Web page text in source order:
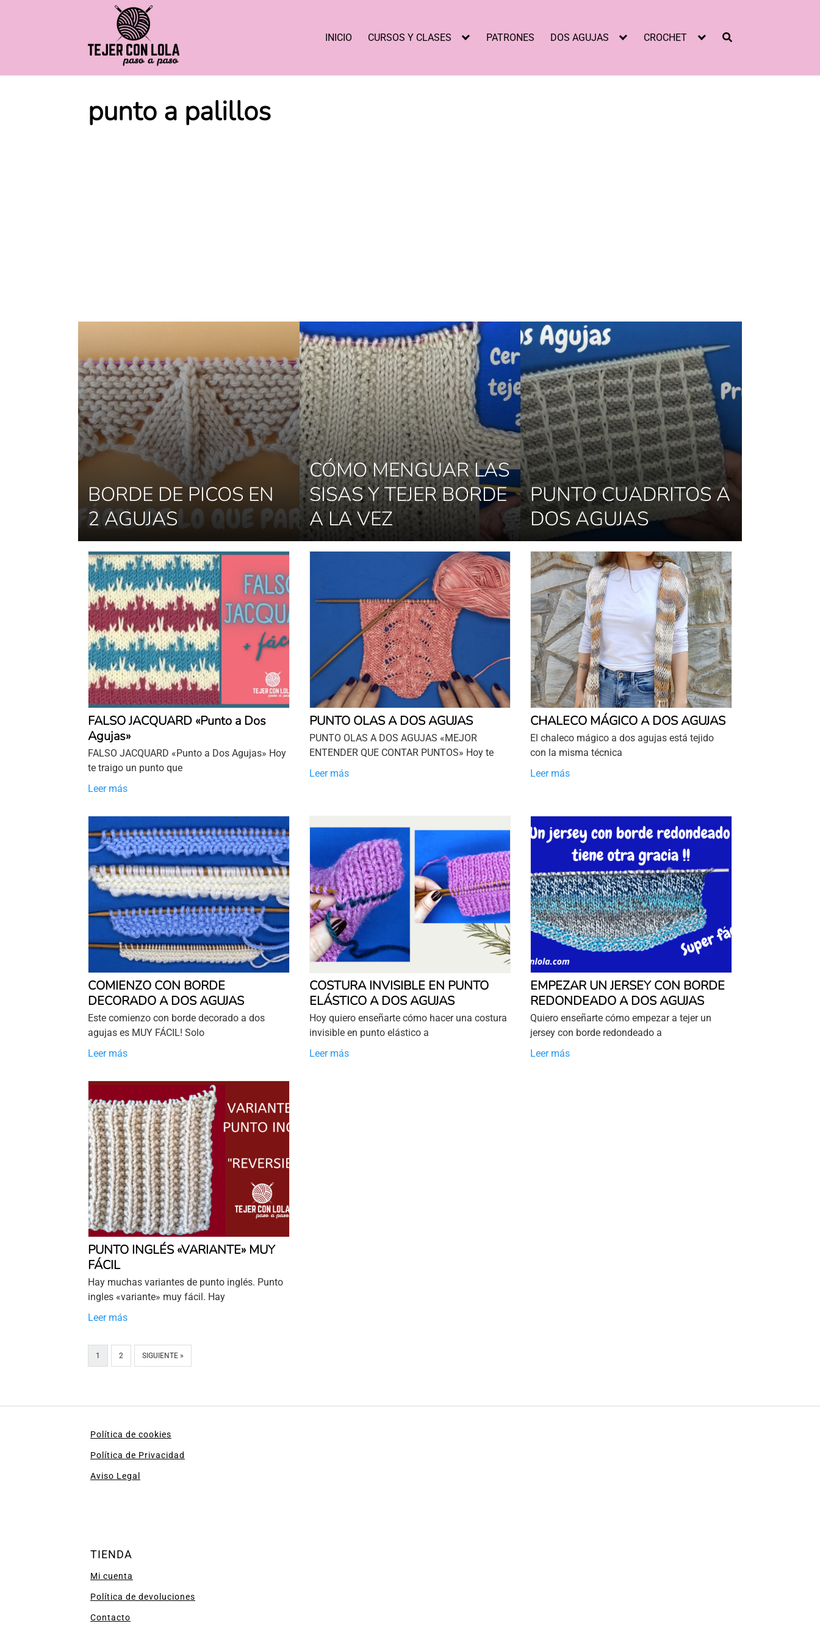
INICIO CURSOS Y CLASES PATRONES DOS AGUJAS CROCHET
punto a palillos
BORDE DE PICOS EN
2 AGUJAS
CÓMO MENGUAR LAS
SISAS Y TEJER BORDE
A LA VEZ
PUNTO CUADRITOS A
DOS AGUJAS
FALSO JACQUARD «Punto a Dos
Agujas»
FALSO JACQUARD «Punto a Dos Agujas» Hoy
te traigo un punto que
Leer más
PUNTO OLAS A DOS AGUJAS
PUNTO OLAS A DOS AGUJAS «MEJOR
ENTENDER QUE CONTAR PUNTOS» Hoy te
Leer más
CHALECO MÁGICO A DOS AGUJAS
El chaleco mágico a dos agujas está tejido
con la misma técnica
Leer más
COMIENZO CON BORDE
DECORADO A DOS AGUJAS
Este comienzo con borde decorado a dos
agujas es MUY FÁCIL! Solo
Leer más
COSTURA INVISIBLE EN PUNTO
ELÁSTICO A DOS AGUJAS
Hoy quiero enseñarte cómo hacer una costura
invisible en punto elástico a
Leer más
EMPEZAR UN JERSEY CON BORDE
REDONDEADO A DOS AGUJAS
Quiero enseñarte cómo empezar a tejer un
jersey con borde redondeado a
Leer más
PUNTO INGLÉS «VARIANTE» MUY
FÁCIL
Hay muchas variantes de punto inglés. Punto
ingles «variante» muy fácil. Hay
Leer más
1 2 SIGUIENTE »
Política de cookies
Política de Privacidad
Aviso Legal
TIENDA
Mi cuenta
Política de devoluciones
Contacto